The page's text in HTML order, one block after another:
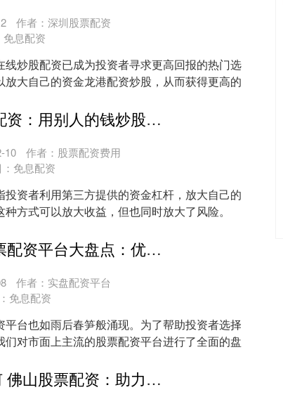
作者：深圳股票配资
免息配资
炒股配资已成为投资者寻求更高回报的热门选
大自己的资金龙港配资炒股，从而获得更高的
配资炒股的风险 股市配资：用别人的钱炒股，放大收益和风险
10
作者：股票配资费用
免息配资
资者利用第三方提供的资金杠杆，放大自己的
方式可以放大收益，但也同时放大了风险。
天津股票配资 最新股票配资平台大盘点：优劣势一网打尽
作者：实盘配资平台
免息配资
台也如雨后春笋般涌现。为了帮助投资者选择
对市面上主流的股票配资平台进行了全面的盘
配资炒股配资平台如何 佛山股票配资：助力投资，创造财富